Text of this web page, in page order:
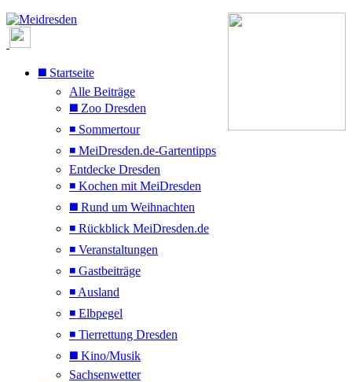
◼️ Startseite
Alle Beiträge
◼️ Zoo Dresden
◾ Sommertour
◾ MeiDresden.de-Gartentipps
Entdecke Dresden
◾ Kochen mit MeiDresden
◼️ Rund um Weihnachten
◾ Rückblick MeiDresden.de
◾ Veranstaltungen
◾ Gastbeiträge
◾ Ausland
◾ Elbpegel
◾ Tierrettung Dresden
◼️ Kino/Musik
Sachsenwetter